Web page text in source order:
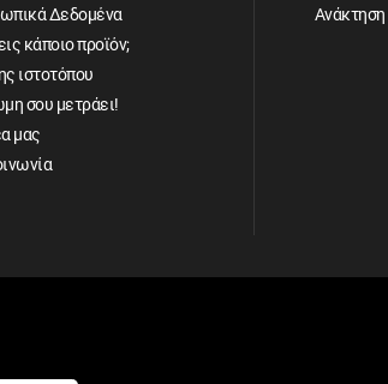
Δεδομένα
κάποιο προϊόν;
ιστοτόπου
σου μετράει!
μας